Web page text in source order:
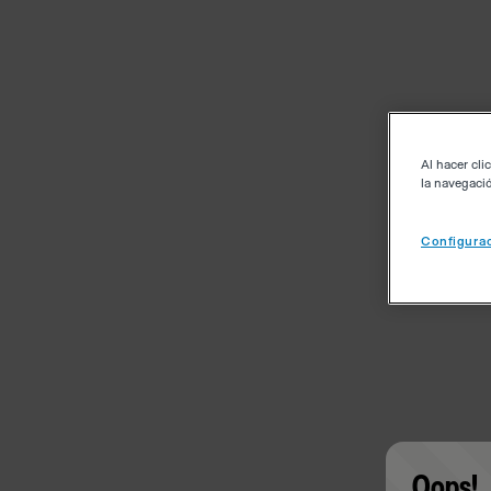
Al hacer clic
la